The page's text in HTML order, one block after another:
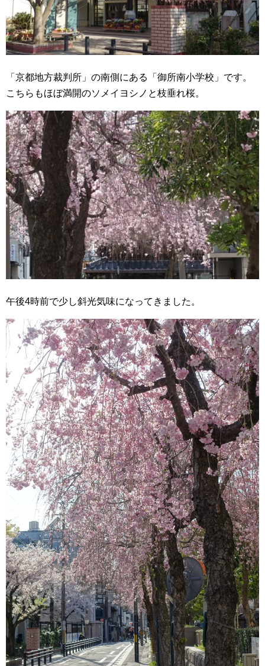
「京都地方裁判所」の南側にある「御所南小学校」です。
こちらもほぼ満開のソメイヨシノと枝垂れ桜。
午後4時前で少し斜光気味になってきました。